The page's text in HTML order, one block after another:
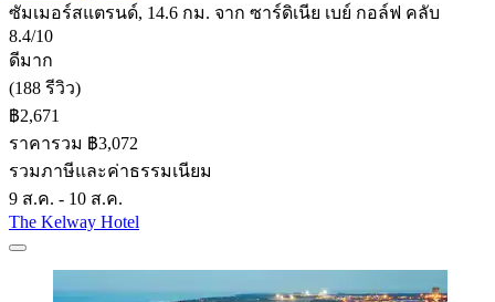
ซัมเมอร์สแตรนด์, 14.6 กม. จาก ซาร์ดิเนีย เบย์ กอล์ฟ คลับ
8.4/10
ดีมาก
(188 รีวิว)
฿2,671
ราคารวม ฿3,072
รวมภาษีและค่าธรรมเนียม
9 ส.ค. - 10 ส.ค.
The Kelway Hotel